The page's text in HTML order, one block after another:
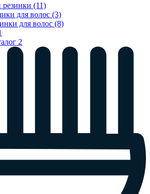
(11)
для волос (3)
для волос (8)
2